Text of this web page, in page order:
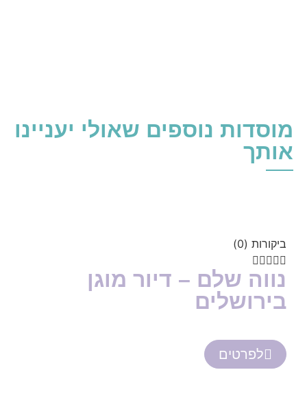
מוסדות נוספים שאולי יעניינו
אותך
ביקורות (0)

נווה שלם – דיור מוגן
בירושלים
לפרטים